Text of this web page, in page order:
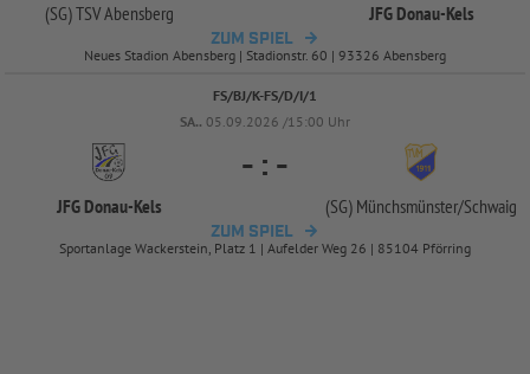
(SG) TSV Abensberg JFG Donau-Kels
ZUM SPIEL
Neues Stadion Abensberg | Stadionstr. 60 | 93326 Abensberg
FS/BJ/K-FS/D/I/1
SA.. 05.09.2026 /15:00 Uhr
JFG Donau-Kels
- : -
(SG) Münchsmünster/Schwaig
ZUM SPIEL
Sportanlage Wackerstein, Platz 1 | Aufelder Weg 26 | 85104 Pförring